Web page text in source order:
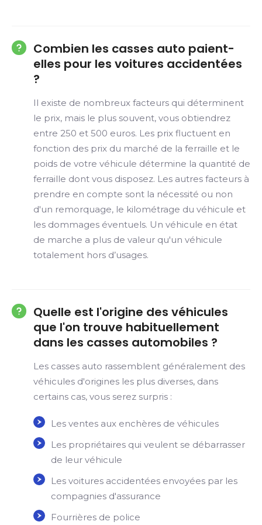
Combien les casses auto paient-
elles pour les voitures accidentées
?
Il existe de nombreux facteurs qui déterminent
le prix, mais le plus souvent, vous obtiendrez
entre 250 et 500 euros. Les prix fluctuent en
fonction des prix du marché de la ferraille et le
poids de votre véhicule détermine la quantité de
ferraille dont vous disposez. Les autres facteurs à
prendre en compte sont la nécessité ou non
d'un remorquage, le kilométrage du véhicule et
les dommages éventuels. Un véhicule en état
de marche a plus de valeur qu'un véhicule
totalement hors d’usages.
Quelle est l'origine des véhicules
que l'on trouve habituellement
dans les casses automobiles ?
Les casses auto rassemblent généralement des
véhicules d'origines les plus diverses, dans
certains cas, vous serez surpris :
Les ventes aux enchères de véhicules
Les propriétaires qui veulent se débarrasser
de leur véhicule
Les voitures accidentées envoyées par les
compagnies d'assurance
Fourrières de police